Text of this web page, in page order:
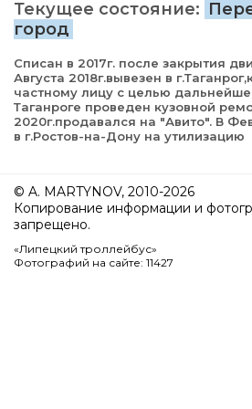
Текущее состояние:
город
Списан в 2017г. после закрытия
Августа 2018г.вывезен в
частному лицу с целью
Таганроге проведен кузовной
2020г.продавался на "Авито". В
в г.Ростов-на-Дону на утилизацию
© A. MARTYNOV, 2010-2026
Копирование информации и
запрещено.
«Липецкий троллейбус»
Фотографий на сайте: 11427